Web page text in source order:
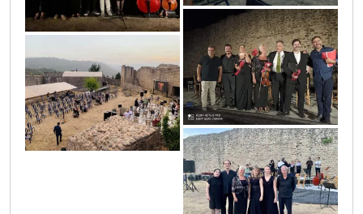
unnamed_1
unnamed_3
unnamed_2